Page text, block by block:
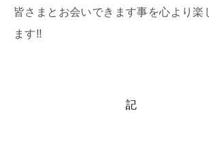
皆さまとお会いできます事を心より楽
ます!!
記